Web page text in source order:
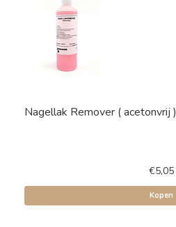
Nagellak Remover ( acetonvrij )
€5,05
Kopen